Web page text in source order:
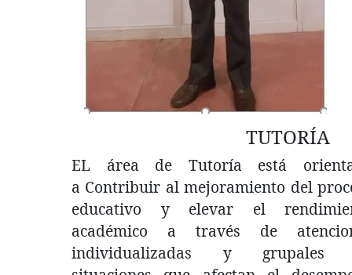
TUTORÍA
EL área de Tutoría está
a Contribuir al mejoramiento del
educativo y elevar el
académico a través de
individualizadas y grupales